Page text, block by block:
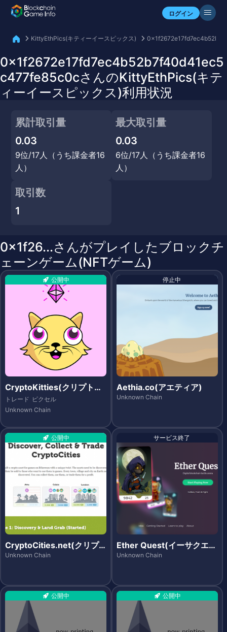
ログイン
自分のアセットを確認
KittyEthPics(キティーイースピックス)
0x1f2672e17fd7ec4b52b7f40d41ec5
c477fe85c0cさんのKittyEthPics(キテ
ィーイースピックス)利用状況
累計取引量
0.03
9位/17人（うち課金者16
人）
最大取引量
0.03
6位/17人（うち課金者16
人）
取引数
1
0x1f26...さんがプレイしたブロックチ
ェーンゲーム(NFTゲーム)
公開中
CryptoKitties(クリプトキ
ティーズ)
トレード ピクセル
Unknown Chain
停止中
Aethia.co(アエティア)
Unknown Chain
公開中
CryptoCities.net(クリプ
トシティーズ)
Unknown Chain
サービス終了
Ether Quest(イーサクエス
ト)
Unknown Chain
公開中 公開中